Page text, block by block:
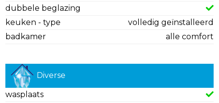
dubbele beglazing
keuken - type
volledig geïnstalleerd
badkamer
alle comfort
Diverse
wasplaats